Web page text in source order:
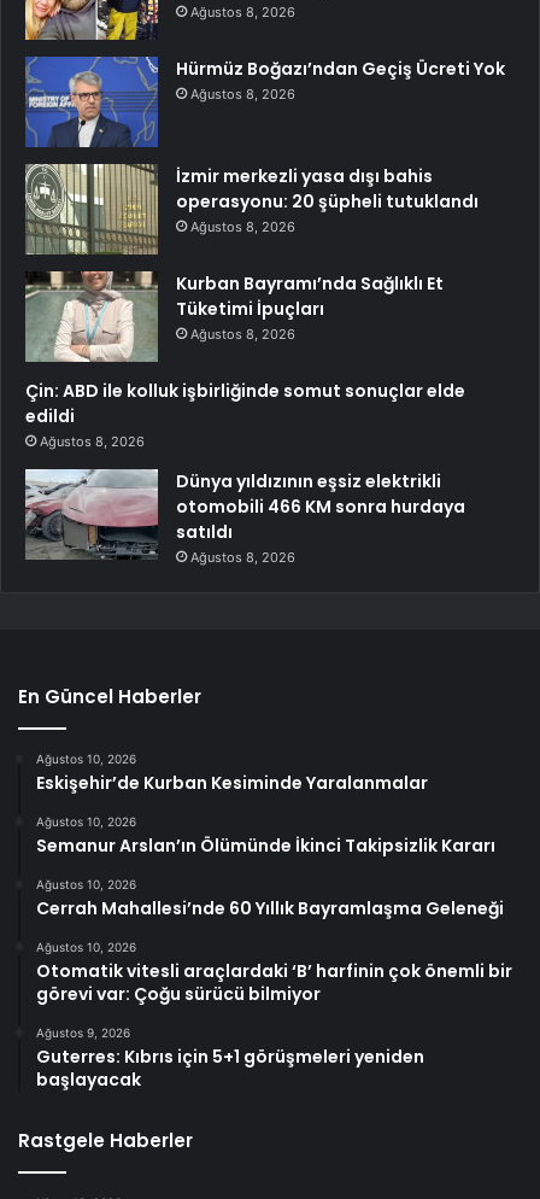
Ağustos 8, 2026
Hürmüz Boğazı’ndan Geçiş Ücreti Yok
Ağustos 8, 2026
İzmir merkezli yasa dışı bahis
operasyonu: 20 şüpheli tutuklandı
Ağustos 8, 2026
Kurban Bayramı’nda Sağlıklı Et
Tüketimi İpuçları
Ağustos 8, 2026
Çin: ABD ile kolluk işbirliğinde somut sonuçlar elde
edildi
Ağustos 8, 2026
Dünya yıldızının eşsiz elektrikli
otomobili 466 KM sonra hurdaya
satıldı
Ağustos 8, 2026
En Güncel Haberler
Ağustos 10, 2026
Eskişehir’de Kurban Kesiminde Yaralanmalar
Ağustos 10, 2026
Semanur Arslan’ın Ölümünde İkinci Takipsizlik Kararı
Ağustos 10, 2026
Cerrah Mahallesi’nde 60 Yıllık Bayramlaşma Geleneği
Ağustos 10, 2026
Otomatik vitesli araçlardaki ‘B’ harfinin çok önemli bir
görevi var: Çoğu sürücü bilmiyor
Ağustos 9, 2026
Guterres: Kıbrıs için 5+1 görüşmeleri yeniden
başlayacak
Rastgele Haberler